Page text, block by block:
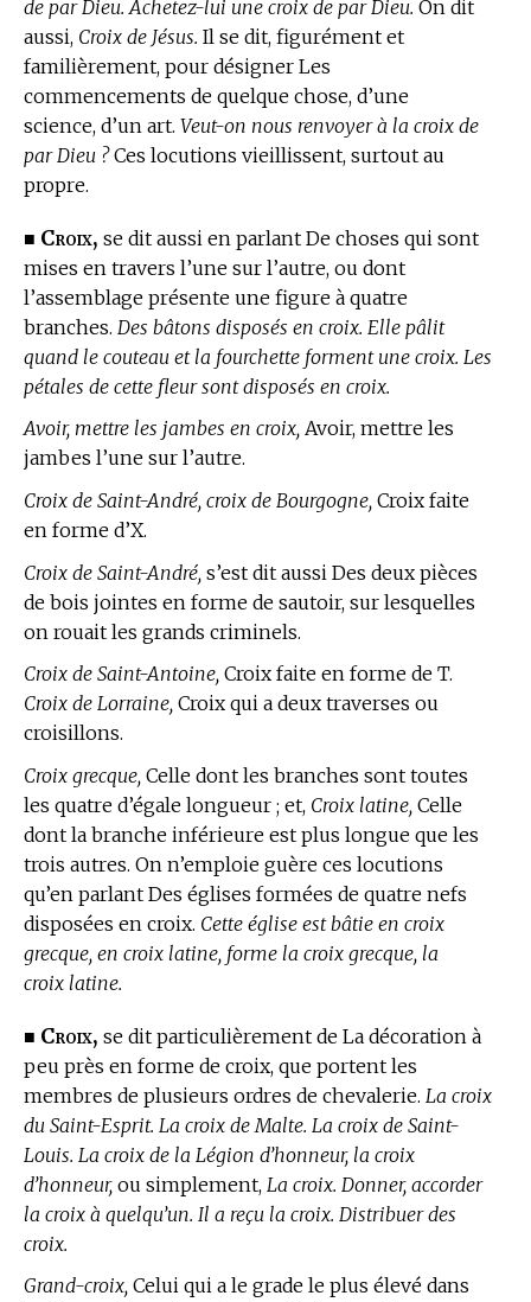
de par Dieu. Achetez-lui une croix de par Dieu. On dit
aussi, Croix de Jésus. Il se dit, figurément et
familièrement, pour désigner Les
commencements de quelque chose, d’une
science, d’un art. Veut-on nous renvoyer à la croix de
par Dieu ?Ces locutions vieillissent, surtout au
propre.
■ Croix, se dit aussi en parlant De choses qui sont
mises en travers l’une sur l’autre, ou dont
l’assemblage présente une figure à quatre
branches. Des bâtons disposés en croix. Elle pâlit
quand le couteau et la fourchette forment une croix. Les
pétales de cette fleur sont disposés en croix.
Avoir, mettre les jambes en croix, Avoir, mettre les
jambes l’une sur l’autre.
Croix de Saint-André, croix de Bourgogne, Croix faite
en forme d’X.
Croix de Saint-André, s’est dit aussi Des deux pièces
de bois jointes en forme de sautoir, sur lesquelles
on rouait les grands criminels.
Croix de Saint-Antoine, Croix faite en forme de T.
Croix de Lorraine, Croix qui a deux traverses ou
croisillons.
Croix grecque, Celle dont les branches sont toutes
les quatre d’égale longueur ; et, Croix latine, Celle
dont la branche inférieure est plus longue que les
trois autres. On n’emploie guère ces locutions
qu’en parlant Des églises formées de quatre nefs
disposées en croix. Cette église est bâtie en croix
grecque, en croix latine, forme la croix grecque, la
croix latine.
■ Croix, se dit particulièrement de La décoration à
peu près en forme de croix, que portent les
membres de plusieurs ordres de chevalerie. La croix
du Saint-Esprit. La croix de Malte. La croix de Saint-
Louis. La croix de la Légion d’honneur, la croix
d’honneur, ou simplement, La croix. Donner, accorder
la croix à quelqu’un. Il a reçu la croix. Distribuer des
croix.
Grand-croix, Celui qui a le grade le plus élevé dans